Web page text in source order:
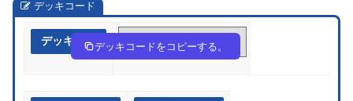
デッキコード
デッキ作成 kkFF5V-L1UW7B-1kVkVf
デッキコードをコピーする。